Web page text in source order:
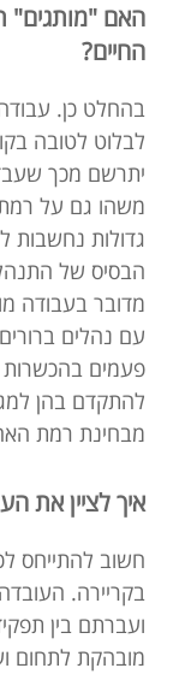
האם "מותגים"
החיים?
בהחלט כן.
לבלוט לטובה
יתרשם מכך
משהו גם על
גדולות נחשבות
הבסיס של
מדובר בעבודה
עם נהלים
פעמים בהכשרות
להתקדם בהן
מבחינת רמת
איך לציין את
חשוב להתייחס
בקריירה.
ועברתם בין
מובהקת לתחום